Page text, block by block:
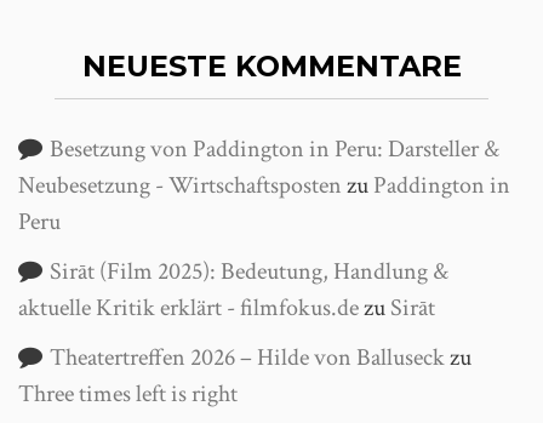
NEUESTE KOMMENTARE
Besetzung von Paddington in Peru: Darsteller &
Neubesetzung - WirtschaftspostenzuPaddington in
Peru
Sirāt (Film 2025): Bedeutung, Handlung &
aktuelle Kritik erklärt - filmfokus.dezuSirāt
Theatertreffen 2026 – Hilde von Balluseckzu
Three times left is right